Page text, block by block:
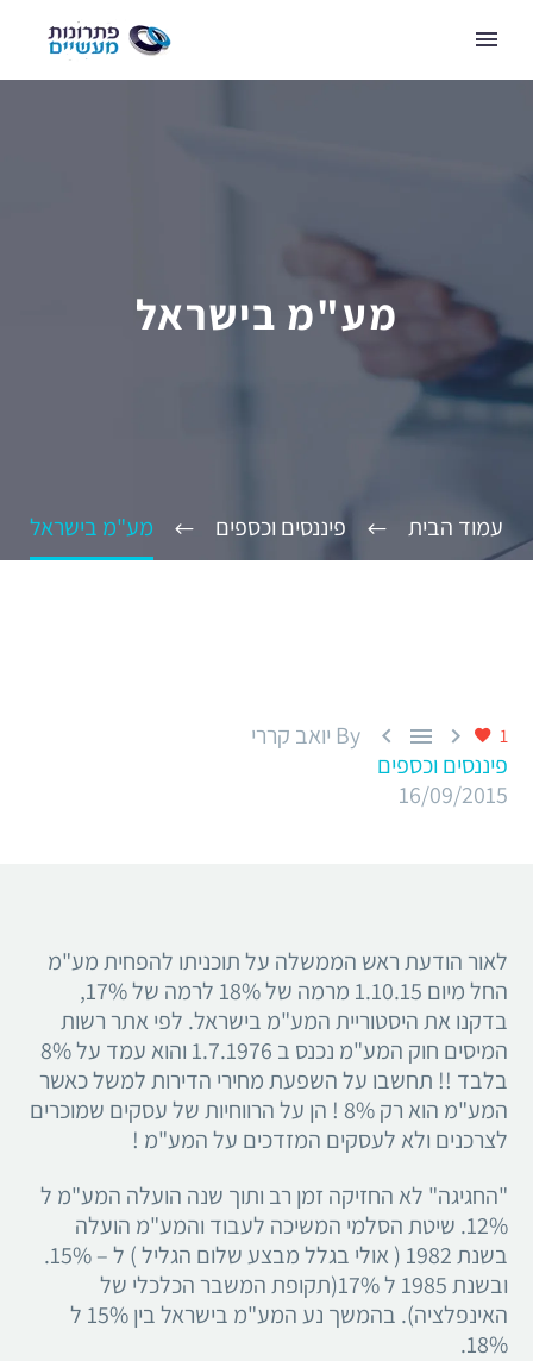
מע"מ בישראל
עמוד הבית פיננסים וכספים מע"מ בישראל
1
  
By יואב קררי
פיננסים וכספים
16/09/2015
לאור הודעת ראש הממשלה על תוכניתו להפחית מע"מ
החל מיום 1.10.15 מרמה של 18% לרמה של 17%,
בדקנו את היסטוריית המע"מ בישראל. לפי אתר רשות
המיסים חוק המע"מ נכנס ב 1.7.1976 והוא עמד על 8%
בלבד !! תחשבו על השפעת מחירי הדירות למשל כאשר
המע"מ הוא רק 8% ! הן על הרווחיות של עסקים שמוכרים
לצרכנים ולא לעסקים המזדכים על המע"מ !
"החגיגה" לא החזיקה זמן רב ותוך שנה הועלה המע"מ ל
12%. שיטת הסלמי המשיכה לעבוד והמע"מ הועלה
בשנת 1982 ( אולי בגלל מבצע שלום הגליל ) ל – 15%.
ובשנת 1985 ל 17%(תקופת המשבר הכלכלי של
האינפלציה). בהמשך נע המע"מ בישראל בין 15% ל
18%.